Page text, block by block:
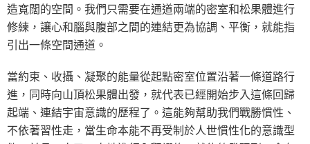
造寬闊的空間。我們只需要在通道兩端的密室和松果體進行
修練，讓心和腦與腹部之間的連結更為協調、平衡，就能指
引出一條空間通道。
當約束、收攝、凝聚的能量從起點密室位置沿著一條道路行
進，同時向山頂松果體出發，就代表已經開始步入這條回歸
起端、連結宇宙意識的歷程了。這能夠幫助我們戰勝慣性、
不依著習性走，當生命本能不再受制於人世慣性化的意識型